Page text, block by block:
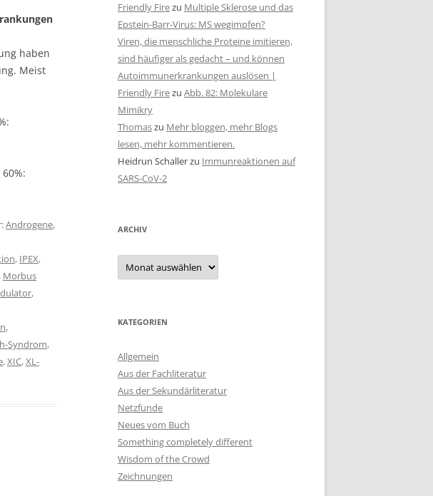
haben
Meist
Androgene,
, IPEX,
, Morbus
,
,
Syndrom,
,XIC,XL-
Friendly Firezu Multiple Sklerose und das
Epstein-Barr-Virus: MS wegimpfen?
Viren, die menschliche Proteine imitieren,
sind häufiger als gedacht – und können
Autoimmunerkrankungen auslösen |
Friendly Firezu Abb. 82: Molekulare
Mimikry
Thomaszu Mehr bloggen, mehr Blogs
lesen, mehr kommentieren.
Heidrun Schallerzu Immunreaktionen auf
SARS-CoV-2
ARCHIV
Archiv
KATEGORIEN
Allgemein
Aus der Fachliteratur
Aus der Sekundärliteratur
Netzfunde
Neues vom Buch
Something completely different
Wisdom of the Crowd
Zeichnungen